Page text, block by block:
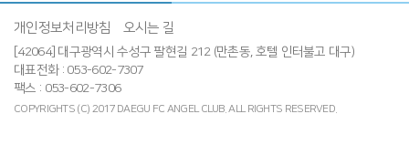
개인정보처리방침 오시는 길
[42064] 대구광역시 수성구 팔현길 212 (만촌동, 호텔 인터불고 대구)
대표전화 : 053-602-7307
팩스 : 053-602-7306
COPYRIGHTS (C) 2017 DAEGU FC ANGEL CLUB. ALL RIGHTS RESERVED.